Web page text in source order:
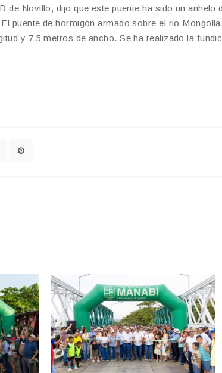
de Novillo, dijo que este puente ha sido un
puente de hormigón armado sobre el rio
y 7.5 metros de ancho. Se ha realizado la